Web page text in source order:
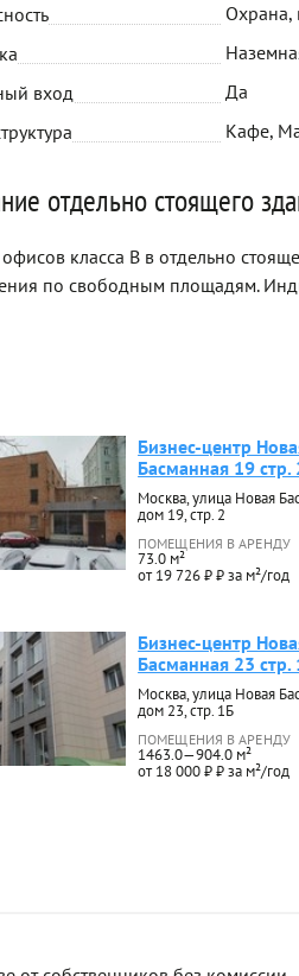
Охрана,
вход
Да
Кафе,
отдельно стоящего
класса B в отдельно
по свободным площадям.
Бизнес-центр
Басманная 19 стр.
Москва, улица Новая
дом 19, стр. 2
ПОМЕЩЕНИЯ В АРЕНДУ
73.0 м²
от 19 726 ₽ ₽ за м²/год
Бизнес-центр
Басманная 23 стр.
Москва, улица Новая
дом 23, стр. 1Б
ПОМЕЩЕНИЯ В АРЕНДУ
1463.0—904.0 м²
от 18 000 ₽ ₽ за м²/год